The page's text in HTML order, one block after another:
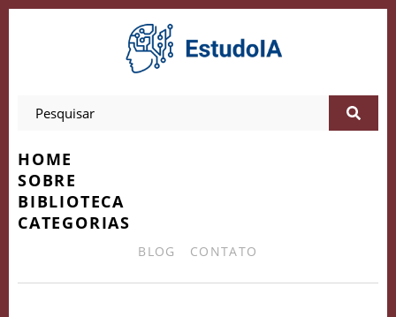
HOME
SOBRE
BIBLIOTECA
CATEGORIAS
BLOG CONTATO